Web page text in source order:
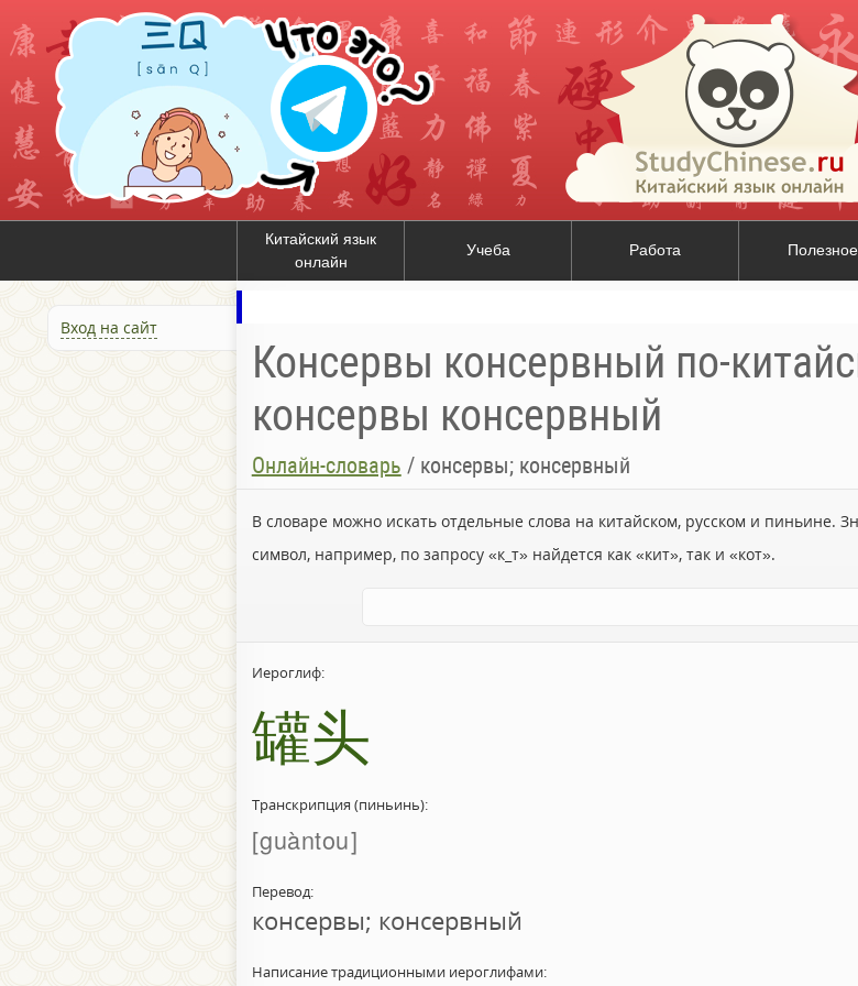
Китайский язык
онлайн
Учеба Работа Полезное
Вход на сайт
Консервы консервный по-
консервы консервный
Онлайн-словарь / консервы; консервный
В словаре можно искать отдельные слова на китайском, русском и пиньине.
символ, например, по запросу «к_т» найдется как «кит», так и «кот».
Иероглиф:
罐头
Транскрипция (пиньинь):
guàntou
Перевод:
консервы; консервный
Написание традиционными иероглифами: